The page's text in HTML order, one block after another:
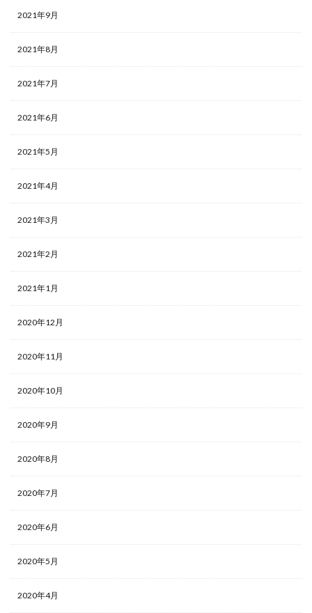
2021年9月
2021年8月
2021年7月
2021年6月
2021年5月
2021年4月
2021年3月
2021年2月
2021年1月
2020年12月
2020年11月
2020年10月
2020年9月
2020年8月
2020年7月
2020年6月
2020年5月
2020年4月